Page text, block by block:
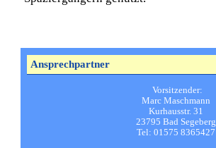
Ansprechpartner
Vorsitzender:
Marc Maschmann
Kurhausstr. 31
23795 Bad Segeberg
Tel: 01575 8365427